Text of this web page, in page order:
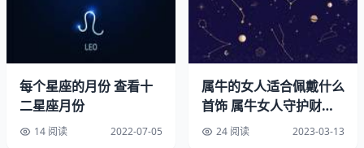
每个星座的月份 查看十
二星座月份
14 阅读 2022-07-05
属牛的女人适合佩戴什么
首饰 属牛女人守护财运
的饰品
24 阅读 2023-03-13